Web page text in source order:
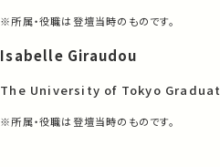
※所属・役職は登壇当時のものです。
Isabelle Giraudou
The University of Tokyo
※所属・役職は登壇当時のものです。